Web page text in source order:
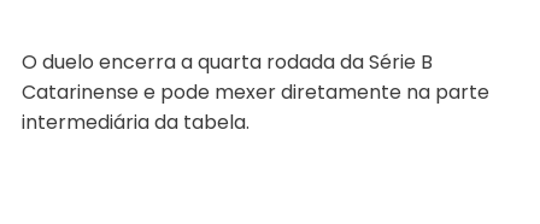
O duelo encerra a quarta rodada da Série B
Catarinense e pode mexer diretamente na parte
intermediária da tabela.